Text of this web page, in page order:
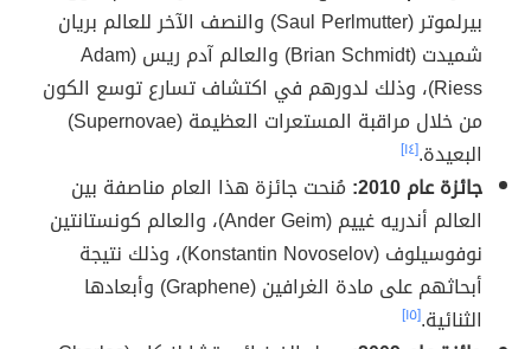
بيرلموتر (Saul Perlmutter) والنصف الآخر للعالم بريان
شميدت (Brian Schmidt) والعالم آدم ريس (Adam
Riess)، وذلك لدورهم في اكتشاف تسارع توسع الكون
من خلال مراقبة المستعرات العظيمة (Supernovae)
البعيدة.[١٤]
جائزة عام 2010:
مُنحت جائزة هذا العام مناصفة بين
العالم أندريه غييم (Ander Geim)، والعالم كونستانتين
نوفوسيلوف (Konstantin Novoselov)، وذلك نتيجة
أبحاثهم على مادة الغرافين (Graphene) وأبعادها
الثنائية.[١٥]